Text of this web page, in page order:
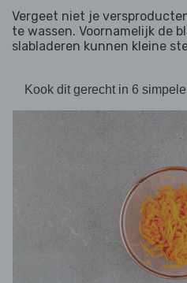
Vergeet niet je
te wassen. Voornamelijk de
slabladeren kunnen kleine
Kook dit gerecht in 6